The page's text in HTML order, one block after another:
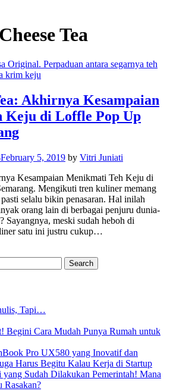
Tea
Akhirnya Kesampaian
Keju di Loffle Pop Up
February 5, 2019 by Vitri Juniati
Kesampaian Menikmati Teh Keju di
Mengikuti tren kuliner memang
selalu bikin penasaran. Hal inilah
orang lain di berbagai penjuru dunia-
Sayangnya, meski sudah heboh di
satu ini justru cukup…
Tapi…
Begini Cara Mudah Punya Rumah untuk
Pro UX580 yang Inovatif dan
Harus Begitu Kalau Kerja di Startup
Sudah Dilakukan Pemerintah! Mana
Rasakan?